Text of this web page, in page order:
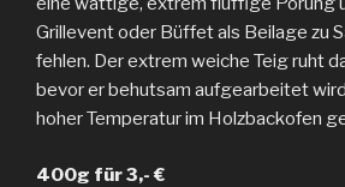
Grillevent oder Büffet als Beilage zu
fehlen. Der extrem weiche Teig ruht
bevor er behutsam aufgearbeitet
hoher Temperatur im Holzbackofen
400g für 3,- €